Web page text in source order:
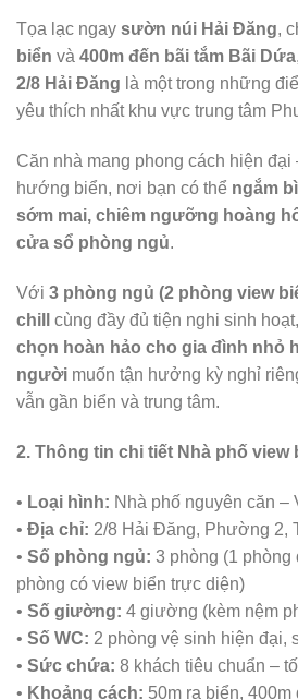
Tọa lạc ngay sườn núi Hải Đăng,
biển và 400m đến bãi tắm Bãi Dứa,
2/8 Hải Đăng là một trong những
yêu thích nhất khu vực trung tâm
Căn nhà mang phong cách hiện
hướng biển, nơi bạn có thể ngắm
sớm mai, chiêm ngưỡng hoàng
cửa sổ phòng ngủ.
Với 3 phòng ngủ (2 phòng view
chill
cùng đầy đủ tiện nghi sinh
chọn hoàn hảo cho gia đình nhỏ
người muốn tận hưởng kỳ nghỉ
vẫn gần biển và trung tâm.
2. Thông tin chi tiết Nhà phố view
• Loại hình: Nhà phố nguyên căn –
• Địa chỉ: 2/8 Hải Đăng, Phường 2,
• Số phòng ngủ: 3 phòng (1 phòng
phòng có view biển trực diện)
• Số giường: 4 giường (kèm nệm
• Số WC: 2 phòng vệ sinh hiện đại,
• Sức chứa: 8 khách tiêu chuẩn –
• Khoảng cách: 50m ra biển, 400m